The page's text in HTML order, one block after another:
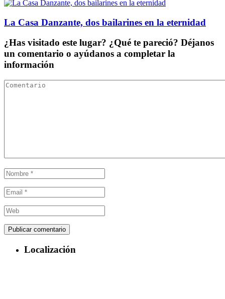
La Casa Danzante, dos bailarines en la eternidad
¿Has visitado este lugar? ¿Qué te pareció? Déjanos
un comentario o ayúdanos a completar la
información
Localización